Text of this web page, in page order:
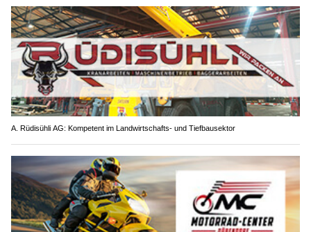
A. Rüdisühli AG: Kompetent im Landwirtschafts- und Tiefbausektor